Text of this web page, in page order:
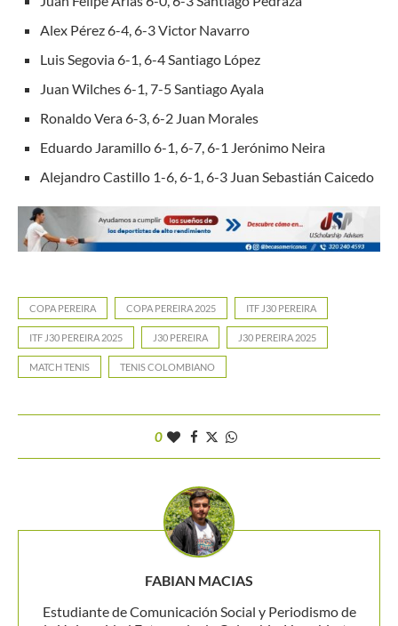
Alex Pérez 6-4, 6-3 Victor Navarro
Luis Segovia 6-1, 6-4 Santiago López
Juan Wilches 6-1, 7-5 Santiago Ayala
Ronaldo Vera 6-3, 6-2 Juan Morales
Eduardo Jaramillo 6-1, 6-7, 6-1 Jerónimo Neira
Alejandro Castillo 1-6, 6-1, 6-3 Juan Sebastián Caicedo
COPA PEREIRA COPA PEREIRA 2025 ITF J30 PEREIRA
ITF J30 PEREIRA 2025 J30 PEREIRA J30 PEREIRA 2025
MATCH TENIS TENIS COLOMBIANO
0
FABIAN MACIAS
Estudiante de Comunicación Social y Periodismo de